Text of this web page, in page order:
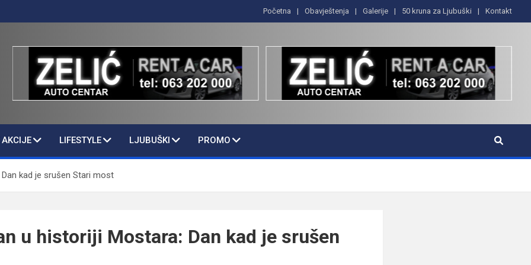
Početna Obavještenja Galerije 50 kruna za Ljubuški Kontakt
LIFESTYLE LJUBUŠKI PROMO
kad je srušen Stari most
u historiji Mostara: Dan kad je srušen